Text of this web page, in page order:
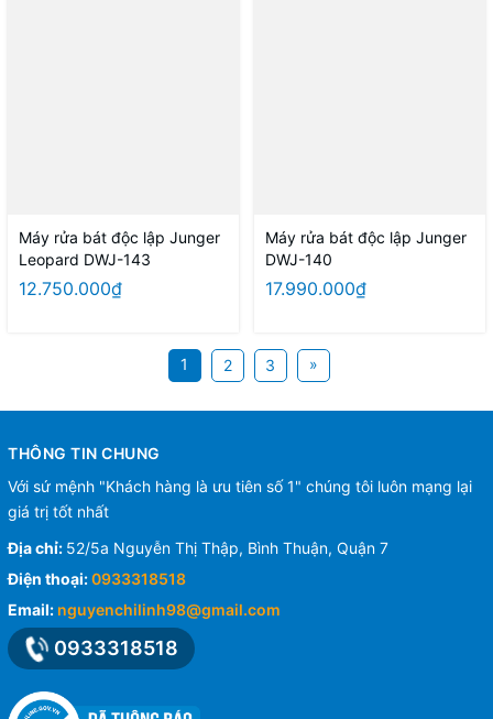
Máy rửa bát độc lập Junger
Leopard DWJ-143
12.750.000₫
Máy rửa bát độc lập Junger
DWJ-140
17.990.000₫
1 2 3 »
THÔNG TIN CHUNG
Với sứ mệnh "Khách hàng là ưu tiên số 1" chúng tôi luôn mạng lại
giá trị tốt nhất
Địa chỉ: 52/5a Nguyễn Thị Thập, Bình Thuận, Quận 7
Điện thoại:0933318518
Email: nguyenchilinh98@gmail.com
0933318518